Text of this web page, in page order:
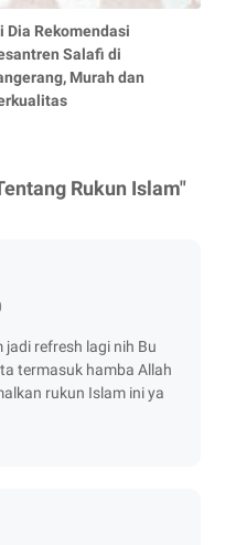
Dia Rekomendasi
Salafi di
Murah dan
Rukun Islam"
refresh lagi nih Bu
termasuk hamba Allah
rukun Islam ini ya